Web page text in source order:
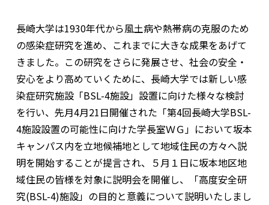
長崎大学は1930年代から風土病や熱帯病の克服のため
の感染症研究を進め、これまでに大きな成果をあげて
きました。この研究をさらに発展させ、社会の安全・
安心をより高めていくために、長崎大学では新しい感
染症研究施設「BSL-4施設」設置に向けた様々な検討
を行い、先月4月21日開催された「第4回長崎大学BSL-
4施設設置の可能性に向けた学長室ＷＧ」において坂本
キャンパス内を立地候補地として地域住民の方々へ説
明を開始することが提言され、５月１日に坂本地区地
域住民の皆様を対象に説明会を開催し、「高度安全研
究(BSL-4)施設」の目的と意義について説明いたしまし